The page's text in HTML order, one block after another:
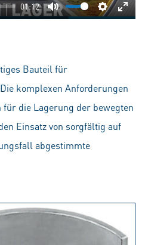
01:12
Mute Settings
Bauteil für
komplexen Anforderungen
für die Lagerung der bewegten
Einsatz von sorgfältig auf
abgestimmte